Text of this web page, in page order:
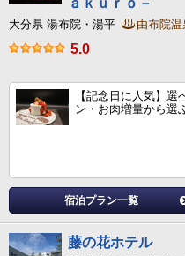
ａｋｕｒｏ－
大分県 湯布院・湯平 由布院温
5.0
【記念日に人気】
ン・お肉増量から選
宿泊プラン一覧
藤の花ホテル